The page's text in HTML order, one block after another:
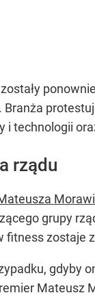
. Branża
i technologii
rządu
grupy
fitness zostaje
gdyby
Mateusz